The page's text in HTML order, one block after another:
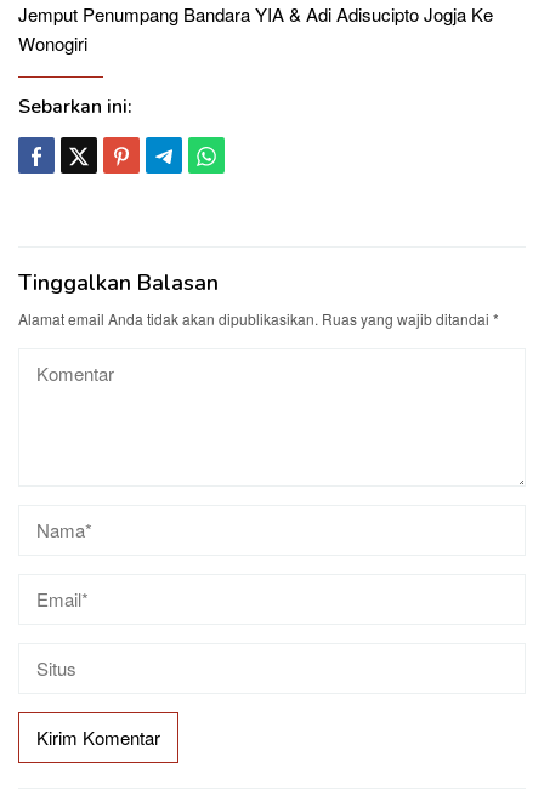
Jemput Penumpang Bandara YIA & Adi Adisucipto Jogja Ke
Wonogiri
Sebarkan ini:
Tinggalkan Balasan
Alamat email Anda tidak akan dipublikasikan. Ruas yang wajib ditandai *